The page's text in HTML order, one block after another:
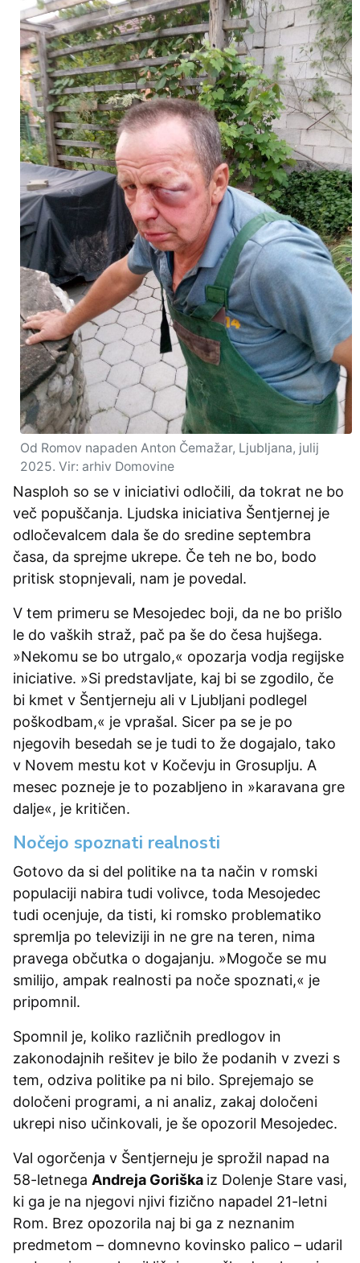
Od Romov napaden Anton Čemažar, Ljubljana, julij
2025. Vir: arhiv Domovine
Nasploh so se v iniciativi odločili, da tokrat ne bo
več popuščanja. Ljudska iniciativa Šentjernej je
odločevalcem dala še do sredine septembra
časa, da sprejme ukrepe. Če teh ne bo, bodo
pritisk stopnjevali, nam je povedal.
V tem primeru se Mesojedec boji, da ne bo prišlo
le do vaških straž, pač pa še do česa hujšega.
»Nekomu se bo utrgalo,« opozarja vodja regijske
iniciative. »Si predstavljate, kaj bi se zgodilo, če
bi kmet v Šentjerneju ali v Ljubljani podlegel
poškodbam,« je vprašal. Sicer pa se je po
njegovih besedah se je tudi to že dogajalo, tako
v Novem mestu kot v Kočevju in Grosuplju. A
mesec pozneje je to pozabljeno in »karavana gre
dalje«, je kritičen.
Nočejo spoznati realnosti
Gotovo da si del politike na ta način v romski
populaciji nabira tudi volivce, toda Mesojedec
tudi ocenjuje, da tisti, ki romsko problematiko
spremlja po televiziji in ne gre na teren, nima
pravega občutka o dogajanju. »Mogoče se mu
smilijo, ampak realnosti pa noče spoznati,« je
pripomnil.
Spomnil je, koliko različnih predlogov in
zakonodajnih rešitev je bilo že podanih v zvezi s
tem, odziva politike pa ni bilo. Sprejemajo se
določeni programi, a ni analiz, zakaj določeni
ukrepi niso učinkovali, je še opozoril Mesojedec.
Val ogorčenja v Šentjerneju je sprožil napad na
58-letnega Andreja Goriška iz Dolenje Stare vasi,
ki ga je na njegovi njivi fizično napadel 21-letni
Rom. Brez opozorila naj bi ga z neznanim
predmetom – domnevno kovinsko palico – udaril